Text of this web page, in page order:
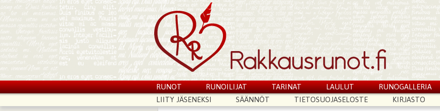
RUNOT RUNOILIJAT TARINAT LAULUT
RUNOGALLERIA
LIITY JÄSENEKSI
SÄÄNNÖT TIETOSUOJASELOSTE KIRJASTO